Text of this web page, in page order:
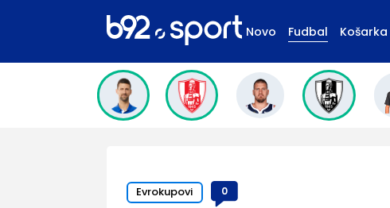
Novo Fudbal Košarka
Evrokupovi 0